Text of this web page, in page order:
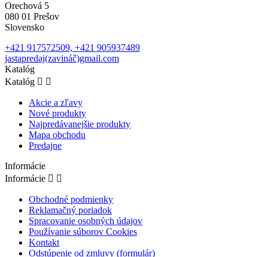
Orechová 5
080 01 Prešov
Slovensko
+421 917572509, +421 905937489
jastapredaj(zavináč)gmail.com
Katalóg
Katalóg  
Akcie a zľavy
Nové produkty
Najpredávanejšie produkty
Mapa obchodu
Predajne
Informácie
Informácie  
Obchodné podmienky
Reklamačný poriadok
Spracovanie osobných údajov
Používanie súborov Cookies
Kontakt
Odstúpenie od zmluvy (formulár)